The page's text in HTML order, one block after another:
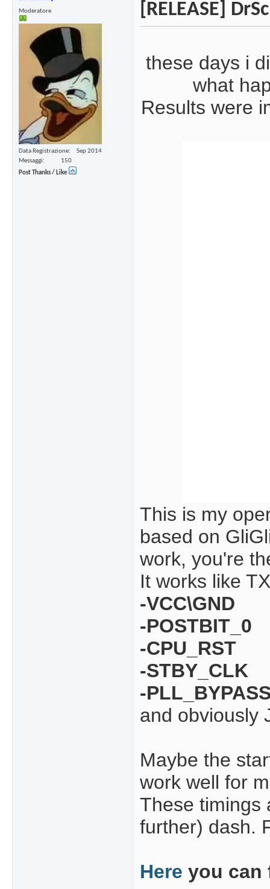
Moderatore
Data Registrazione
Sep 2014
Messaggi
150
Post Thanks / Like
[RELEASE]
these days i
what
Results were
This is my
based on
work, you're
It works like
-VCC\GND
-POSTBIT_0
-CPU_RST
-STBY_CLK
-
and obviously
Maybe the
work well for
These timings
further) dash.
Here you can